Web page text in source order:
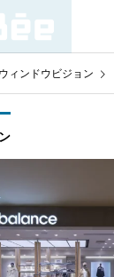
ウィンドウビジョン